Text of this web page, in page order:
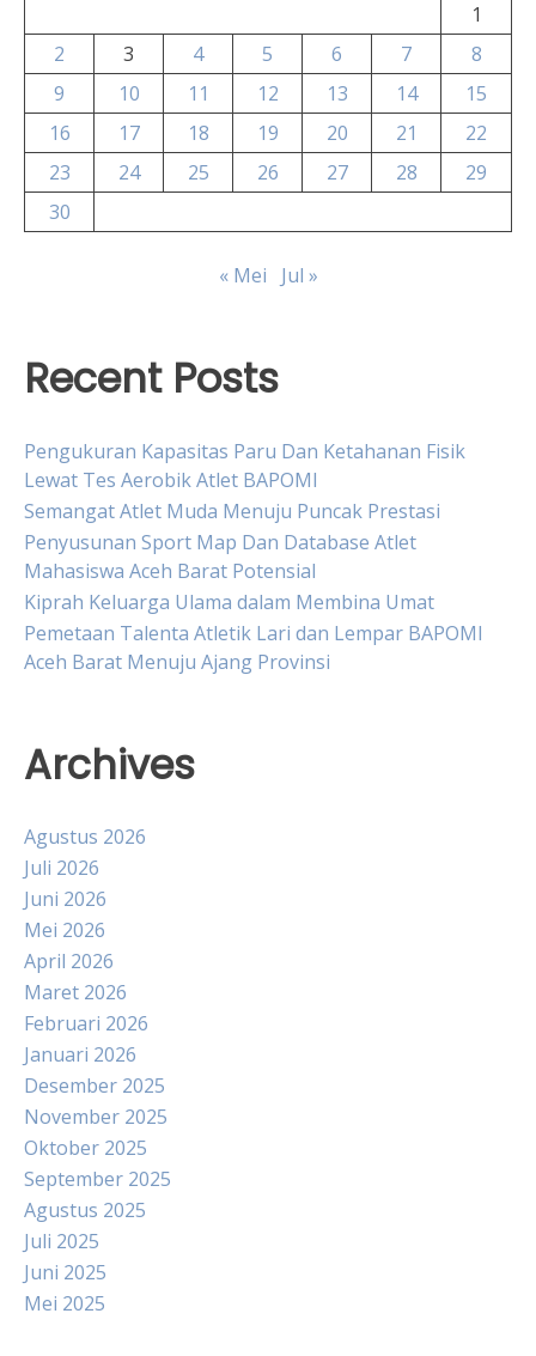
1
2
3 4 5 6 7
8
9
10 11 12 13 14
15
16
17 18 19 20 21
22
23
24 25 26 27 28
29
30
« Mei Jul »
Recent Posts
Pengukuran Kapasitas Paru Dan Ketahanan Fisik
Lewat Tes Aerobik Atlet BAPOMI
Semangat Atlet Muda Menuju Puncak Prestasi
Penyusunan Sport Map Dan Database Atlet
Mahasiswa Aceh Barat Potensial
Kiprah Keluarga Ulama dalam Membina Umat
Pemetaan Talenta Atletik Lari dan Lempar BAPOMI
Aceh Barat Menuju Ajang Provinsi
Archives
Agustus 2026
Juli 2026
Juni 2026
Mei 2026
April 2026
Maret 2026
Februari 2026
Januari 2026
Desember 2025
November 2025
Oktober 2025
September 2025
Agustus 2025
Juli 2025
Juni 2025
Mei 2025